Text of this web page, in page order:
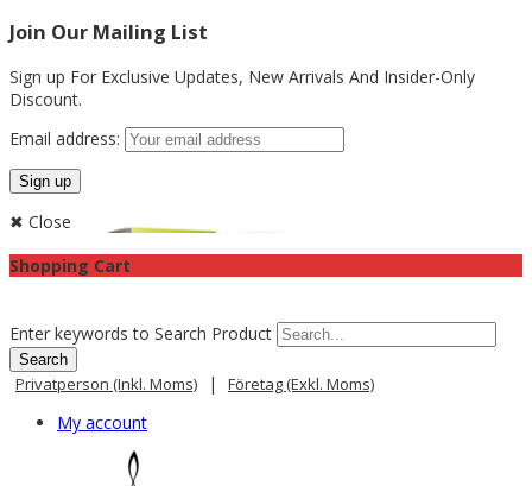
Join Our Mailing List
Sign up For Exclusive Updates, New Arrivals And Insider-Only
Discount.
Email address:
✖ Close
Shopping Cart
Enter keywords to Search Product
Privatperson (inkl. Moms) | Företag (exkl. Moms)
My account